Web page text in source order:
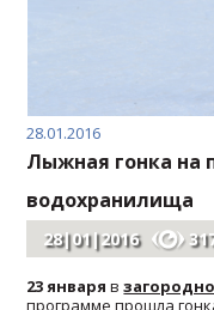
28.01.2016
Лыжная гонка на
водохранилища
28|01|2016
23 января в
программе прошла